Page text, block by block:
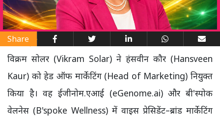
Share
विक्रम सोलर (Vikram Solar) ने हंसवीन कौर (Hansveen
Kaur) को हेड ऑफ मार्केटिंग (Head of Marketing) नियुक्त
किया है। वह ईजीनोम.एआई (eGenome.ai) और बी'स्पोक
वेलनेस (B'spoke Wellness) में वाइस प्रेसिडेंट–ब्रांड मार्केटिंग